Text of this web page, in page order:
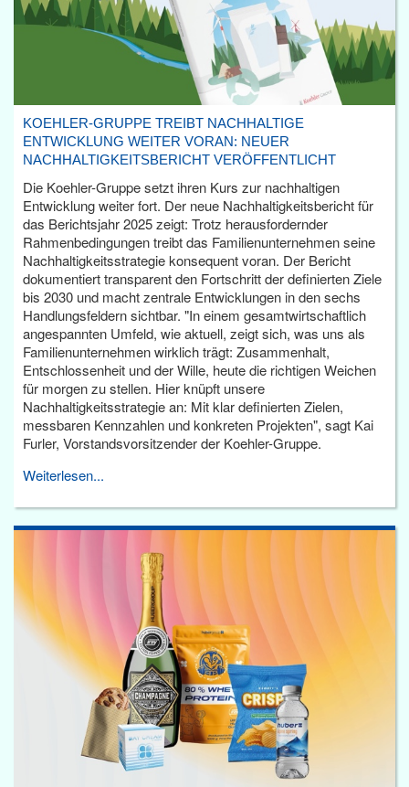
KOEHLER-GRUPPE TREIBT NACHHALTIGE
ENTWICKLUNG WEITER VORAN: NEUER
NACHHALTIGKEITSBERICHT VERÖFFENTLICHT
Die Koehler-Gruppe setzt ihren Kurs zur nachhaltigen
Entwicklung weiter fort. Der neue Nachhaltigkeitsbericht für
das Berichtsjahr 2025 zeigt: Trotz herausfordernder
Rahmenbedingungen treibt das Familienunternehmen seine
Nachhaltigkeitsstrategie konsequent voran. Der Bericht
dokumentiert transparent den Fortschritt der definierten Ziele
bis 2030 und macht zentrale Entwicklungen in den sechs
Handlungsfeldern sichtbar. "In einem gesamtwirtschaftlich
angespannten Umfeld, wie aktuell, zeigt sich, was uns als
Familienunternehmen wirklich trägt: Zusammenhalt,
Entschlossenheit und der Wille, heute die richtigen Weichen
für morgen zu stellen. Hier knüpft unsere
Nachhaltigkeitsstrategie an: Mit klar definierten Zielen,
messbaren Kennzahlen und konkreten Projekten", sagt Kai
Furler, Vorstandsvorsitzender der Koehler-Gruppe.
Weiterlesen...